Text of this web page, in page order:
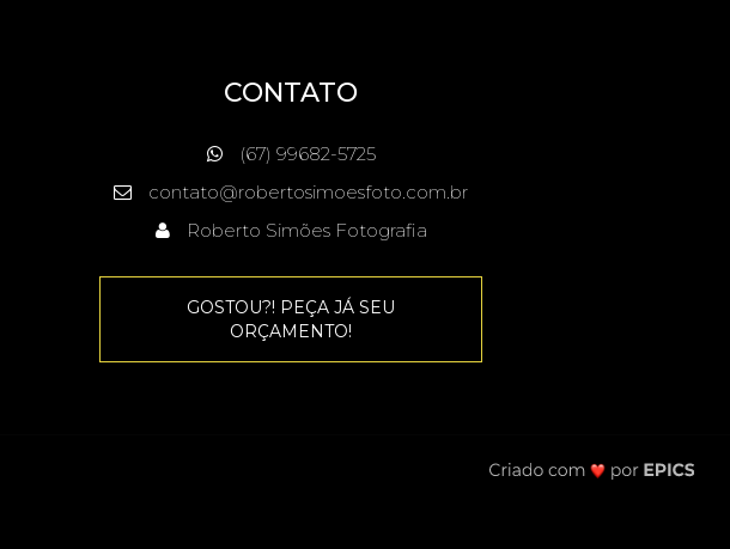
CONTATO
(67) 99682-5725
contato@robertosimoesfoto.com.br
Roberto Simões Fotografia
GOSTOU?! PEÇA JÁ SEU
ORÇAMENTO!